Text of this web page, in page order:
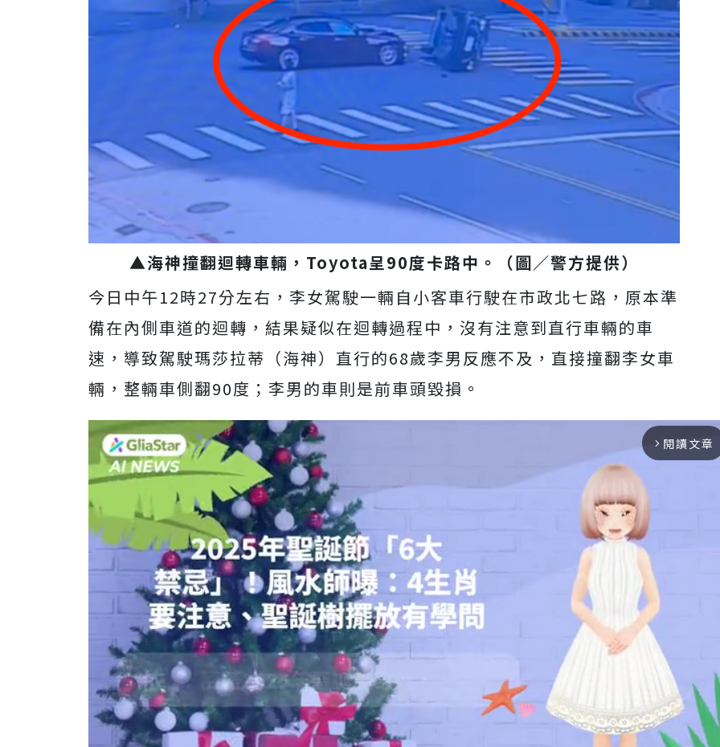
▲海神撞翻迴轉車輛，Toyota呈90度卡路中。
（圖／警方提供）
今日中午12時27分左右，李女駕駛一輛自小客車行駛在市政北七路，原本準
備在內側車道的迴轉，結果疑似在迴轉過程中，沒有注意到直行車輛的車
速，導致駕駛瑪莎拉蒂（海神）直行的68歲李男反應不及，直接撞翻李女車
輛，整輛車側翻90度；李男的車則是前車頭毀損。
arrow_forward_ios 閱讀文章